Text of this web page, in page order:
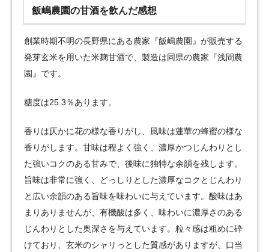
飯嶋農園の甘酒を飲んだ感想
創業時期不明の長野県にある農家『飯嶋農園』が販売する
発芽玄米を用いた米麹甘酒で、製造は同県の農家『浅間農
園』です。
糖度は25.3％あります。
香りは仄かに花の様な香りがし、風味は蓮華の蜂蜜の様な
香りがします。甘味は程よく強く、濃厚かつじんわりとし
た強いコクのある甘みで、後味に独特な余韻を残します。
旨味は非常に強く、どっしりとした濃厚なコクとじんわり
と広い余韻のある旨味を味わいに与えています。酸味はあ
まりありませんが、有機酸は多く、味わいに濃厚さのある
じんわりとした奥深さを与えています。粒々感は粗めに砕
けており、玄米のシャリっとした質感がありますが、口当